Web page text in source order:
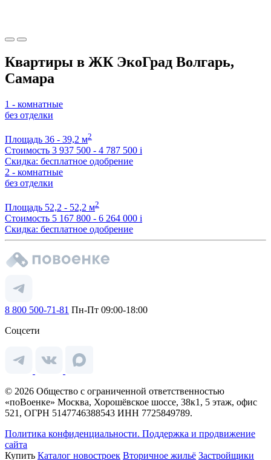
Квартиры в ЖК ЭкоГрад Волгарь,
Самара
1 - комнатные
без отделки
Площадь 36 - 39,2 м2
Стоимость 3 937 500 - 4 787 500 i
Скидка: бесплатное одобрение
2 - комнатные
без отделки
Площадь 52,2 - 52,2 м2
Стоимость 5 167 800 - 6 264 000 i
Скидка: бесплатное одобрение
8 800 500-71-81 Пн-Пт 09:00-18:00
Соцсети
© 2026 Общество с ограниченной ответственностью
«поВоенке» Москва, Хорошёвское шоссе, 38к1, 5 этаж, офис
521, ОГРН 5147746388543 ИНН 7725849789.
Политика конфиденциальности. Поддержка и продвижение
сайта
Купить Каталог новостроек Вторичное жильё Застройщики